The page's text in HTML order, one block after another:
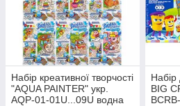
Набір креативної творчості
"AQUA PAINTER" укр.
AQP-01-01U...09U водна
Набір
BIG